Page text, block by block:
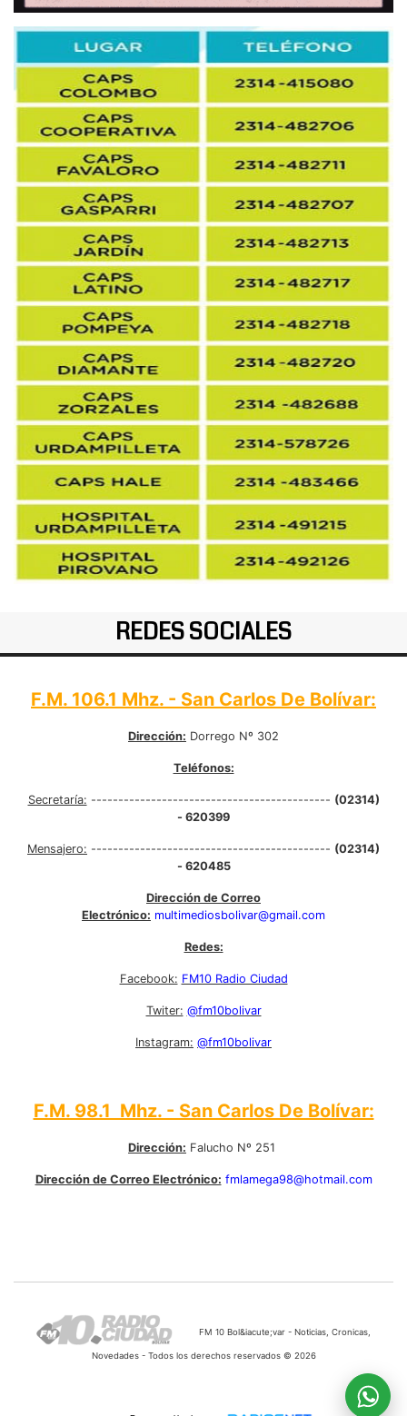
REDES SOCIALES
F.M. 106.1 Mhz. - San Carlos De Bolívar:
Dirección: Dorrego Nº 302
Teléfonos:
Secretaría: -------------------------------------------- (02314)
- 620399
Mensajero: -------------------------------------------- (02314)
- 620485
Dirección de Correo
Electrónico: multimediosbolivar@gmail.com
Redes:
Facebook: FM10 Radio Ciudad
Twiter: @fm10bolivar
Instagram: @fm10bolivar
F.M. 98.1 Mhz. - San Carlos De Bolívar:
Dirección: Falucho Nº 251
Dirección de Correo Electrónico: fmlamega98@hotmail.com
FM 10 Bol&iacute;var - Noticias, Cronicas,
Novedades - Todos los derechos reservados © 2026